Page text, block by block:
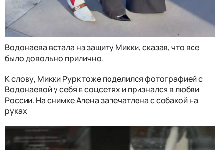
Водонаева встала на защиту Микки, сказав, что все
было довольно прилично.
К слову, Микки Рурк тоже поделился фотографией с
Водонаевой у себя в соцсетях и признался в любви
России. На снимке Алена запечатлена с собакой на
руках.